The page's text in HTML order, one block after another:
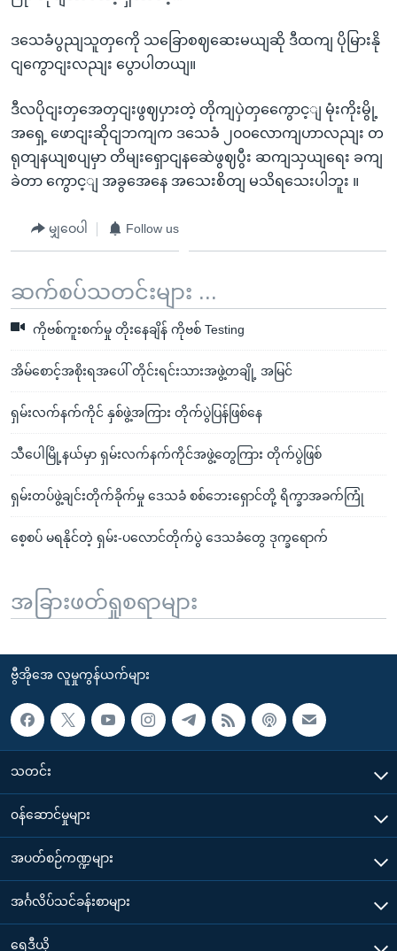
ဒသေခံပွညျသူတှကေို သခြောစဈဆေးမယျဆို ဒီထကျ ပိုမြားနို
ငျကွောငျးလညျး ပွောပါတယျ။
ဒီလပိုငျးတှအေတှငျးဖွဈပှားတဲ့ တိုကျပှဲတှကွေောင့ျ မုံးကိုးမွို့
အရှေ့ ဖောငျးဆိုငျဘကျက ဒသေခံ ၂၀၀လောကျဟာလညျး တ
ရုတျနယျစပျမှာ တိမျးရှောငျနဆေဲဖွဈပွီး ဆကျသှယျရေး ခကျ
ခဲတာ ကွောင့ျ အခွအေနေ အသေးစိတျ မသိရသေးပါဘူး ။
မျှဝေပါ Follow us
ဆက်စပ်သတင်းများ ...
ကိုဗစ်ကူးစက်မှု တိုးနေချိန် ကိုဗစ် Testing
အိမ်စောင့်အစိုးရအပေါ် တိုင်းရင်းသားအဖွဲ့တချို့ အမြင်
ရှမ်းလက်နက်ကိုင် နှစ်ဖွဲ့အကြား တိုက်ပွဲပြန်ဖြစ်နေ
သီပေါမြို့နယ်မှာ ရှမ်းလက်နက်ကိုင်အဖွဲ့တွေကြား တိုက်ပွဲဖြစ်
ရှမ်းတပ်ဖွဲ့ချင်းတိုက်ခိုက်မှု ဒေသခံ စစ်ဘေးရှောင်တို့ ရိက္ခာအခက်ကြုံ
စေ့စပ် မရနိုင်တဲ့ ရှမ်း-ပလောင်တိုက်ပွဲ ဒေသခံတွေ ဒုက္ခရောက်
အခြားဖတ်ရှုစရာများ
ဗွီအိုအေ လူမှုကွန်ယက်များ
သတင်း
၀န်ဆောင်မှုများ
အပတ်စဉ်ကဏ္ဍများ
အင်္ဂလိပ်သင်ခန်းစာများ
ရေဒီယို